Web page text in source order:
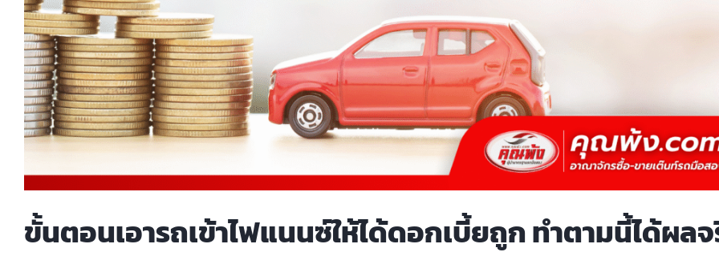
ขั้นตอนเอารถเข้าไฟแนนซ์ให้ได้ดอกเบี้ยถูก ทำตามนี้ได้ผล